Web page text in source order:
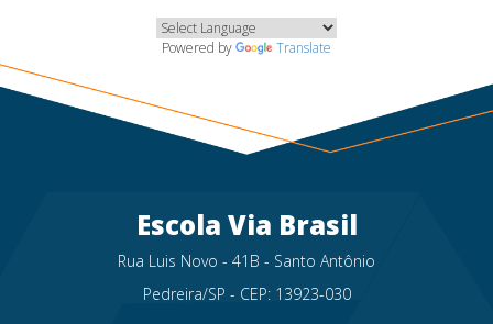
Powered by Translate
Escola Via Brasil
Rua Luis Novo - 41B - Santo Antônio
Pedreira/SP - CEP: 13923-030